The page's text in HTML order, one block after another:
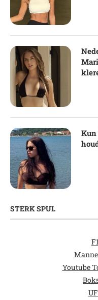
Kun
STERK SPUL
Youtube